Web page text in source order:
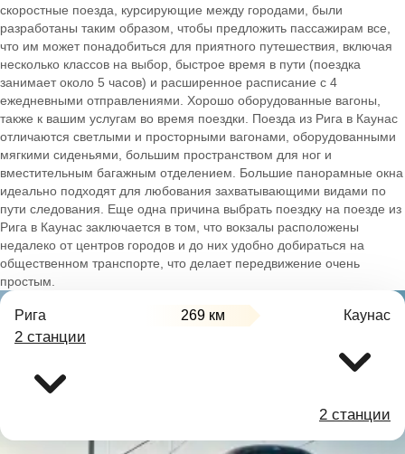
скоростные поезда, курсирующие между городами, были
разработаны таким образом, чтобы предложить пассажирам все,
что им может понадобиться для приятного путешествия, включая
несколько классов на выбор, быстрое время в пути (поездка
занимает около 5 часов) и расширенное расписание с 4
ежедневными отправлениями. Хорошо оборудованные вагоны,
также к вашим услугам во время поездки. Поезда из Рига в Каунас
отличаются светлыми и просторными вагонами, оборудованными
мягкими сиденьями, большим пространством для ног и
вместительным багажным отделением. Большие панорамные окна
идеально подходят для любования захватывающими видами по
пути следования. Еще одна причина выбрать поездку на поезде из
Рига в Каунас заключается в том, что вокзалы расположены
недалеко от центров городов и до них удобно добираться на
общественном транспорте, что делает передвижение очень
простым.
Рига 269 км Каунас
2 станции
2 станции